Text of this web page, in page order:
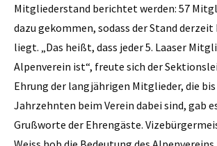
Mitgliederstand berichtet werden: 57
dazu gekommen, sodass der Stand derzeit
liegt. „Das heißt, dass jeder 5. Laaser
Alpenverein ist“, freute sich der
Ehrung der langjährigen Mitglieder, die
Jahrzehnten beim Verein dabei sind, gab
Grußworte der Ehrengäste.